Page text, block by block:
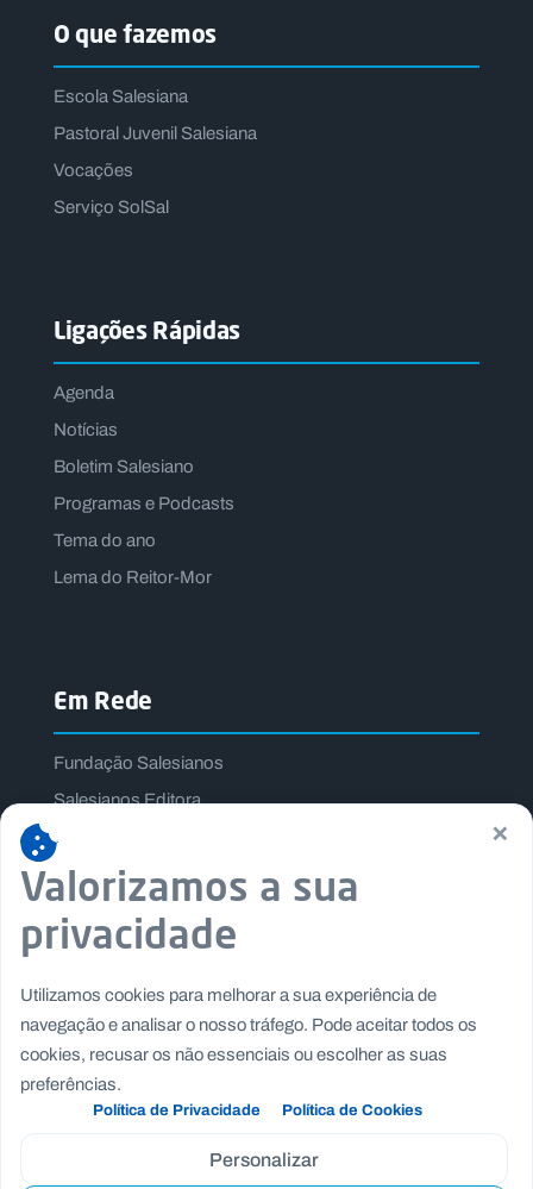
O que fazemos
Escola Salesiana
Pastoral Juvenil Salesiana
Vocações
Serviço SolSal
Ligações Rápidas
Agenda
Notícias
Boletim Salesiano
Programas e Podcasts
Tema do ano
Lema do Reitor-Mor
Em Rede
Fundação Salesianos
Salesianos Editora
Família Salesiana
Missão Dom Bosco
×
Valorizamos a sua
privacidade
Utilizamos cookies para melhorar a sua experiência de
navegação e analisar o nosso tráfego. Pode aceitar todos os
cookies, recusar os não essenciais ou escolher as suas
preferências.
Política de Privacidade Política de Cookies
Personalizar